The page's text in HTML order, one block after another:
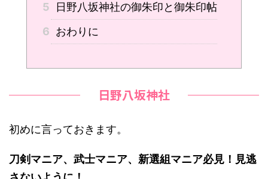
5
日野八坂神社の御朱印と御朱印帖
6 おわりに
日野八坂神社
初めに言っておきます。
刀剣マニア、武士マニア、新選組マニア必見！見逃